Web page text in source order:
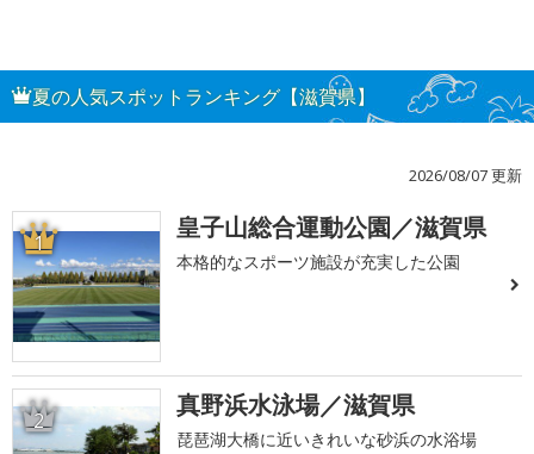
夏の人気スポットランキング【滋賀県】
2026/08/07 更新
1 皇子山総合運動公園／滋賀県
本格的なスポーツ施設が充実した公園
2 真野浜水泳場／滋賀県
琵琶湖大橋に近いきれいな砂浜の水浴場